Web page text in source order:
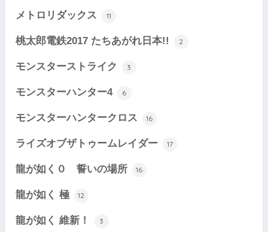
メトロリダックス 11
桃太郎電鉄2017 たちあがれ日本!! 2
モンスターストライク 3
モンスターハンター4 6
モンスターハンタークロス 16
ライズオブザトゥームレイダー 17
龍が如く０ 誓いの場所 16
龍が如く 極 12
龍が如く 維新！ 3